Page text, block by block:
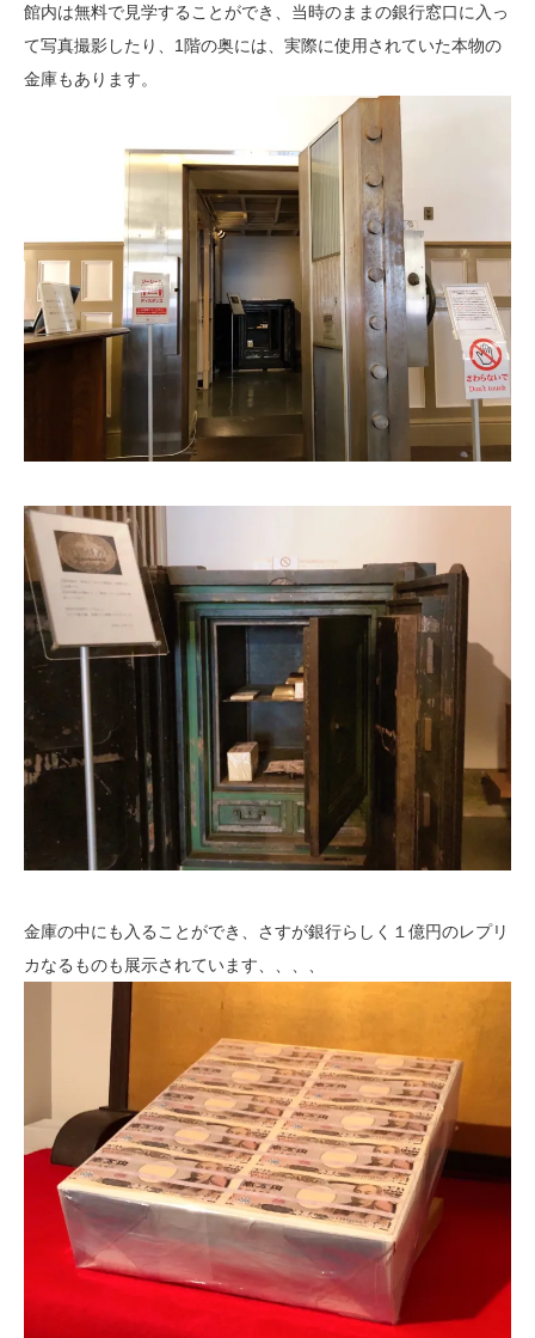
館内は無料で見学することができ、当時のままの銀行窓口に入っ
て写真撮影したり、1階の奥には、実際に使用されていた本物の
金庫もあります。
金庫の中にも入ることができ、さすが銀行らしく１億円のレプリ
カなるものも展示されています、、、、